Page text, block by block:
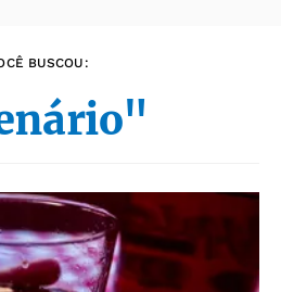
BUSCOU: